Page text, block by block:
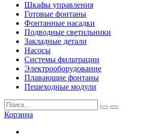
Шкафы управления
Готовые фонтаны
Фонтанные насадки
Подводные светильники
Закладные детали
Насосы
Системы фильтрации
Электрооборудование
Плавающие фонтаны
Пешеходные модули
Корзина